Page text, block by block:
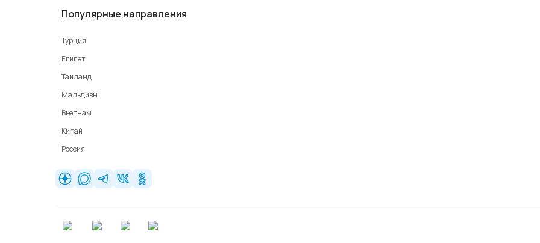
Популярные направления
Турция
Египет
Таиланд
Мальдивы
Вьетнам
Китай
Россия